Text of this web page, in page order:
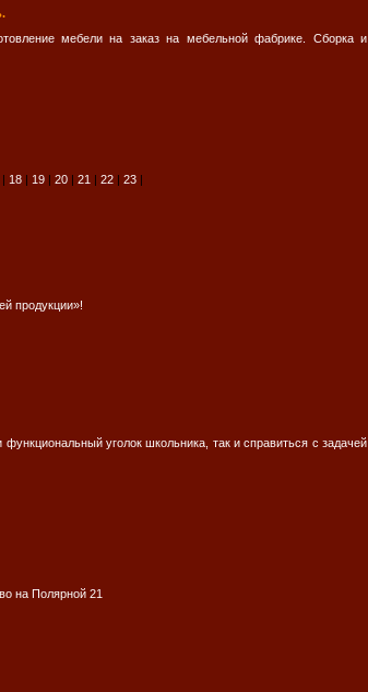
мебели на заказ на мебельной фабрике. Сборка и
18| 19| 20| 21 | 22| 23|
продукции»!
уголок школьника, так и справиться с задачей
на Полярной 21